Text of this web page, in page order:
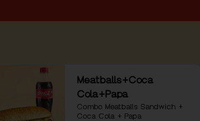
Meatballs+Coca
Cola+Papa
Combo Meatballs Sandwich +
Coca Cola + Papa